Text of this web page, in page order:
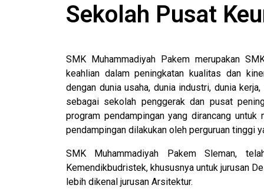
Sekolah Pusat
SMK Muhammadiyah Pakem merupakan
keahlian dalam peningkatan kualitas dan
dengan dunia usaha, dunia industri, dunia
sebagai sekolah penggerak dan pusat
program pendampingan yang dirancang
pendampingan dilakukan oleh perguruan tinggi
SMK Muhammadiyah Pakem Sleman,
Kemendikbudristek, khususnya untuk jurusan
lebih dikenal jurusan Arsitektur.